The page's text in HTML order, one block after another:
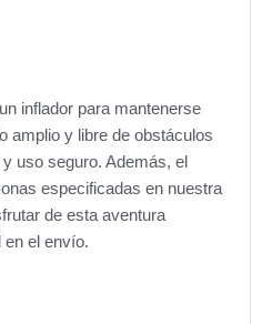
inflador para mantenerse
amplio y libre de obstáculos
uso seguro. Además, el
especificadas en nuestra
de esta aventura
el envío.